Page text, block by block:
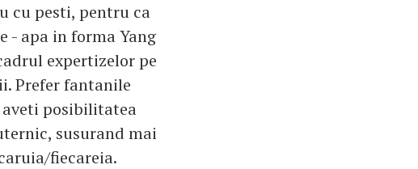
cu pesti, pentru ca
- apa in forma Yang
expertizelor pe
Prefer fantanile
posibilitatea
susurand mai
fiecareia.